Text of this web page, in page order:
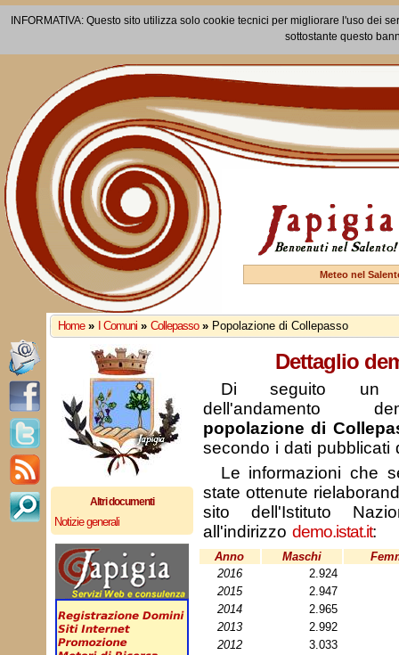
INFORMATIVA: Questo sito utilizza solo cookie tecnici per migliorare l'uso dei
sottostante questo
Meteo nel
Home » I Comuni » Collepasso » Popolazione di Collepasso
Altri documenti
Notizie generali
Dettaglio
Di seguito un
dell'andamento
popolazione di
secondo i dati pubblicati
Le informazioni che
state ottenute
sito dell'Istituto
all'indirizzo demo.istat.it:
Anno Maschi
2016
2.924
2015
2.947
2014
2.965
2013
2.992
2012
3.033